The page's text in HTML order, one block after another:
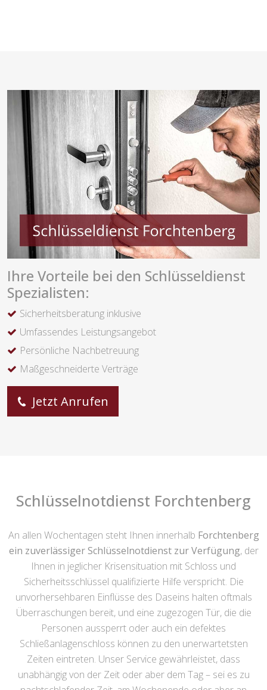
Ihre Vorteile bei den Schlüsseldienst
Spezialisten:
Sicherheitsberatung inklusive
Umfassendes Leistungsangebot
Persönliche Nachbetreuung
Maßgeschneiderte Verträge
Jetzt Anrufen
Schlüsselnotdienst Forchtenberg
An allen Wochentagen steht Ihnen innerhalb Forchtenberg
ein zuverlässiger Schlüsselnotdienst zur Verfügung, der
Ihnen in jeglicher Krisensituation mit Schloss und
Sicherheitsschlüssel qualifizierte Hilfe verspricht. Die
unvorhersehbaren Einflüsse des Daseins halten oftmals
Überraschungen bereit, und eine zugezogen Tür, die die
Personen aussperrt oder auch ein defektes
Schließanlagenschloss können zu den unerwartetsten
Zeiten eintreten. Unser Service gewährleistet, dass
unabhängig von der Zeit oder aber dem Tag – sei es zu